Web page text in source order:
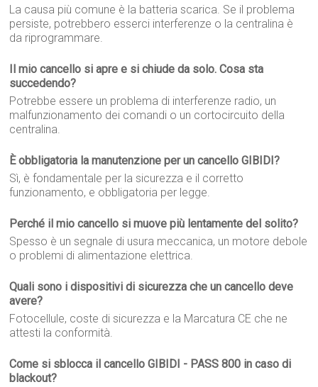
La causa più comune è la batteria scarica. Se il problema
persiste, potrebbero esserci interferenze o la centralina è
da riprogrammare.
Il mio cancello si apre e si chiude da solo. Cosa sta
succedendo?
Potrebbe essere un problema di interferenze radio, un
malfunzionamento dei comandi o un cortocircuito della
centralina.
È obbligatoria la manutenzione per un cancello GIBIDI?
Sì, è fondamentale per la sicurezza e il corretto
funzionamento, e obbligatoria per legge.
Perché il mio cancello si muove più lentamente del solito?
Spesso è un segnale di usura meccanica, un motore debole
o problemi di alimentazione elettrica.
Quali sono i dispositivi di sicurezza che un cancello deve
avere?
Fotocellule, coste di sicurezza e la Marcatura CE che ne
attesti la conformità.
Come si sblocca il cancello GIBIDI - PASS 800 in caso di
blackout?